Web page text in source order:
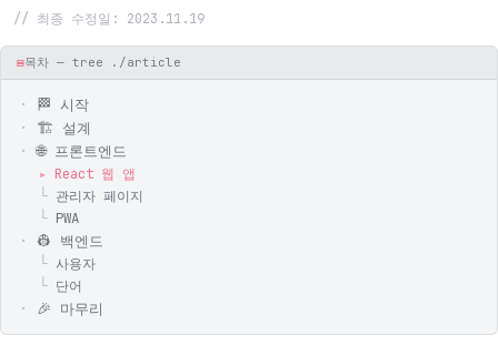
// 최종 수정일: 2023.11.19
▤목차 — tree ./article
🏁 시작
🏗️ 설계
🌐 프론트엔드
React 웹 앱
관리자 페이지
PWA
👷 백엔드
사용자
단어
🎉 마무리